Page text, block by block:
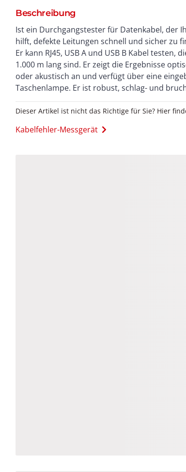
Beschreibung
Ist ein Durchgangstester für Datenkabel, der
hilft, defekte Leitungen schnell und sicher zu
Er kann RJ45, USB A und USB B Kabel testen,
1.000 m lang sind. Er zeigt die Ergebnisse
oder akustisch an und verfügt über eine
Taschenlampe. Er ist robust, schlag- und
und hat die Schutzart IP 44. Er wird mit
Blockbatterie betrieben und ist nach EN/ IEC
geprüft und approbiert. Er wird mit Batterie,
und Tasche geliefert. Anzeige der Anschluss
(Kabelbruch, falscher Anschluss,
Dieser Artikel ist nicht das Richtige für Sie? Hier
Kabelfehler-Messgerät